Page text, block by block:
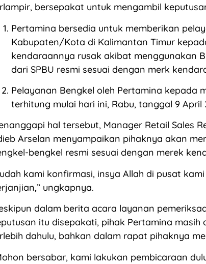
bersepakat untuk mengambil
Pertamina bersedia untuk memberikan
Kabupaten/Kota di Kalimantan Timur
kendaraannya rusak akibat menggunakan
dari SPBU resmi sesuai dengan merk
Pelayanan Bengkel oleh Pertamina kepada
terhitung mulai hari ini, Rabu, tanggal 9 April
hal tersebut, Manager Retail Sales
Arselan menyampaikan pihaknya akan
bengkel resmi sesuai dengan merek
kami konfirmasi, insya Allah di pusat
ungkapnya.
dalam berita acara layanan
itu disepakati, pihak Pertamina masih
dahulu, bahkan dalam rapat pihaknya
bersabar, kami lakukan pembicaraan